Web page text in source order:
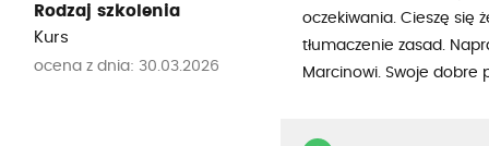
Rodzaj szkolenia
Kurs
ocena z dnia: 30.03.2026
oczekiwania. Cieszę się
tłumaczenie zasad.
Marcinowi. Swoje dobre